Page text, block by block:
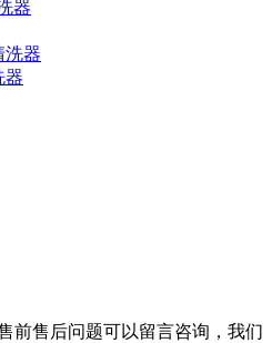
器
器
前售后问题可以留言咨询，我们